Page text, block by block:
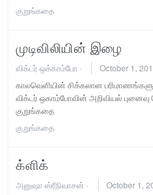
குறுங்கதை
முடிவிலியின் இழை
விக்டர் ஒக்காம்போ ·
October 1,
காலவெளியின் சிக்கலான
விக்டர் ஒகாம்போவின் அறிவியல் புனைவு
குறுங்கதை
குறுங்கதை
க்ளிக்
அனுஷா ஸ்ரீநிவாசன் ·
October 1,